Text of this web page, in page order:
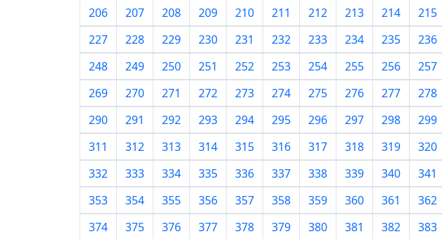
206
207 208 209 210 211 212 213 214 215
227
228 229 230 231 232 233 234 235 236
248
249 250 251 252 253 254 255 256 257
269
270 271 272 273 274 275 276 277 278
290
291 292 293 294 295 296 297 298 299
311
312 313 314 315 316 317 318 319 320
332
333 334 335 336 337 338 339 340 341
353
354 355 356 357 358 359 360 361 362
374
375 376 377 378 379 380 381 382 383